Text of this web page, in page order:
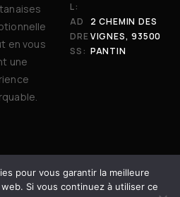
en vous
une
L:
AD
DRE
SS:
2 CHEMIN DES
VIGNES, 93500
PANTIN
Tous droits réservés. | Site
pour vous garantir la meilleure
Si vous continuez à utiliser ce